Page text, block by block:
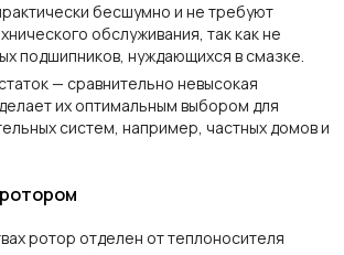
бесшумно и не требуют
обслуживания, так как не
подшипников, нуждающихся в смазке.
— сравнительно невысокая
их оптимальным выбором для
систем, например, частных домов и
ротор отделен от теплоносителя